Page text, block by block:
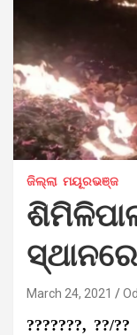
ଜିଲ୍ଲା ମୟୂରଭଞ୍ଜ
March 24, 2021
???????, ??/??